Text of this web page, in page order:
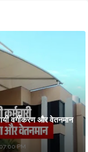
वर्गीकरण और वेतनमान
PM